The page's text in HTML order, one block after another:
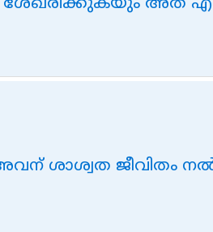
അത്
ശാശ്വത ജീവിതം